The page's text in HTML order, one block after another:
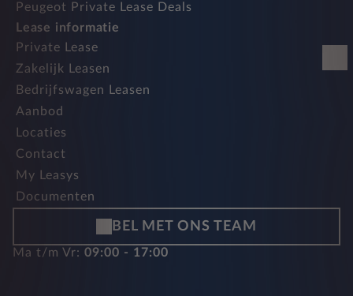
Peugeot Private Lease Deals
Lease informatie
Private Lease
Zakelijk Leasen
Bedrijfswagen Leasen
Aanbod
Locaties
Contact
My Leasys
Documenten
BEL MET ONS TEAM
Ma t/m Vr: 09:00 - 17:00